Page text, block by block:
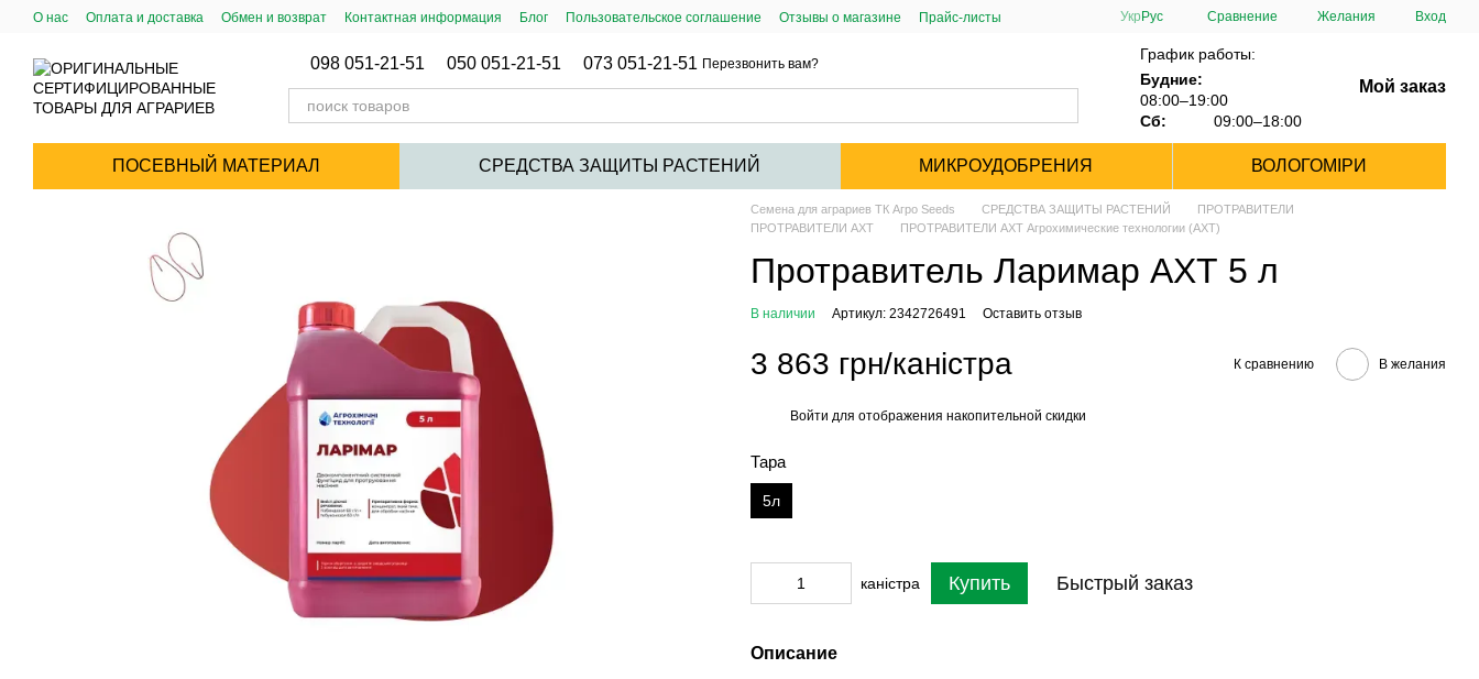
Перейти к основному контенту
О нас Оплата и доставка Обмен и возврат Контактная информация Блог Пользовательское соглашение Отзывы о магазине
Прайс-листы
Укр Рус Сравнение Желания Вход
098 051-21-51 050 051-21-51 073 051-21-51 Перезвонить вам?
График работы:
Будние:
08:00–19:00
Сб:
09:00–18:00
Мой заказ
ПОСЕВНЫЙ МАТЕРИАЛ СРЕДСТВА ЗАЩИТЫ РАСТЕНИЙ МИКРОУДОБРЕНИЯ ВОЛОГОМІРИ
Семена для аграриев ТК Агро Seeds СРЕДСТВА ЗАЩИТЫ РАСТЕНИЙ
ПРОТРАВИТЕЛИ
ПРОТРАВИТЕЛИ АХТ
ПРОТРАВИТЕЛИ АХТ Агрохимические технологии (АХТ)
Протравитель Ларимар АХТ 5 л
В наличии Артикул: 2342726491 Оставить отзыв
3 863 грн/каністра К сравнению В желания
Войти для отображения накопительной скидки
Тара
5л
каністра Купить Быстрый заказ
Описание